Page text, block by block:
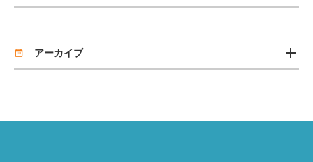
リリース
date_range アーカイブ add